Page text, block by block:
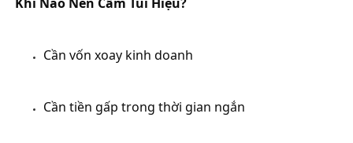
Cần vốn xoay kinh doanh
Cần tiền gấp trong thời gian ngắn